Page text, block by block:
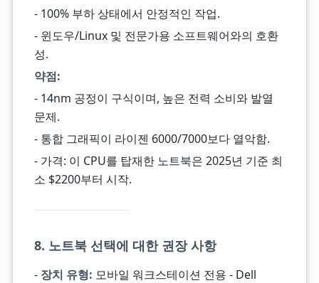
- 100% 부하 상태에서 안정적인 작업.
- 윈도우/Linux 및 전문가용 소프트웨어와의 호환
성.
약점:
- 14nm 공정이 구식이며, 높은 전력 소비와 발열
문제.
- 통합 그래픽이 라이젠 6000/7000보다 열악함.
- 가격: 이 CPU를 탑재한 노트북은 2025년 기준 최
소 $2200부터 시작.
8. 노트북 선택에 대한 권장 사항
- 장치 유형: 모바일 워크스테이션 전용 - Dell